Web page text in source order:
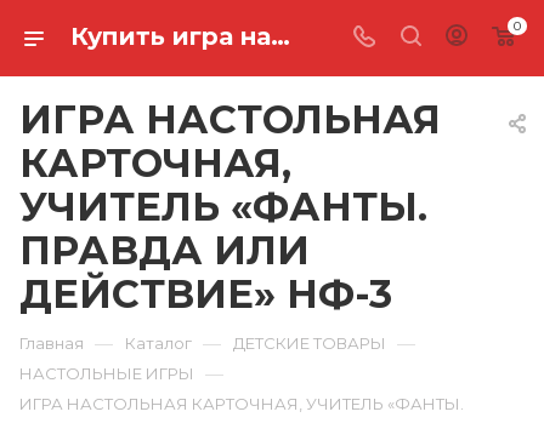
Купить игра настольная карточная, учитель «фанты. правда или действие» НФ-3 в Ростове-на-Дону 0
ИГРА НАСТОЛЬНАЯ
КАРТОЧНАЯ,
УЧИТЕЛЬ «ФАНТЫ.
ПРАВДА ИЛИ
ДЕЙСТВИЕ» НФ-3
Главная — Каталог — ДЕТСКИЕ ТОВАРЫ —
НАСТОЛЬНЫЕ ИГРЫ —
ИГРА НАСТОЛЬНАЯ КАРТОЧНАЯ, УЧИТЕЛЬ «ФАНТЫ.